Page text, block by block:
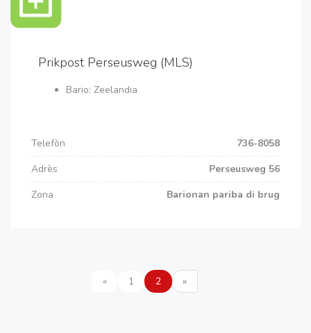
Prikpost Perseusweg (MLS)
Bario: Zeelandia
Telefòn
736-8058
Adrès
Perseusweg 56
Zona
Barionan pariba di brug
« 1 2 »